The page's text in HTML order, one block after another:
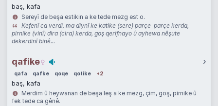
baş, kafa
Sereyî de beşa estikin a ke tede mezg est o.
Kefenî ca verdî, ma dîynî ke katike (sere) parçe-parçe kerda,
pirnike (vinî) dira (cira) kerda, goş qerifnayo û ayhewa nêşute
dekerdinî binê...
qafike ›
qafa qafke qoqe qotike +2
baş, kafa
Merdim û heywanan de beşa leş a ke mezg, çim, goş, pirnike û
fek tede ca gênê.